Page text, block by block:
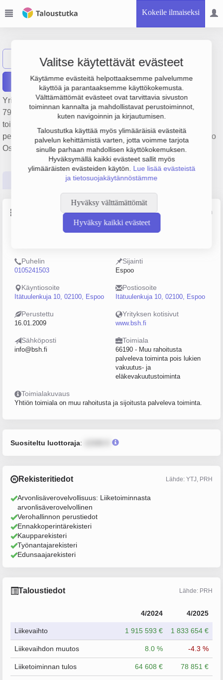
Kokeile ilmaiseksi
Valitse käytettävät evästeet
Käytämme evästeitä helpottaaksemme palvelumme
käyttöä ja parantaaksemme käyttökokemusta.
Välttämättömät evästeet ovat tarvittavia sivuston
toiminnan kannalta ja mahdollistavat perustoiminnot,
kuten navigoinnin ja kirjautumisen.
Taloustutka käyttää myös ylimääräisiä evästeitä
palvelun kehittämistä varten, jotta voimme tarjota
sinulle parhaan mahdollisen käyttökokemuksen.
Hyväksymällä kaikki evästeet sallit myös
ylimääräisten evästeiden käytön. Lue lisää evästeistä
ja tietosuojakäytännöstämme
Hyväksy välttämättömät
Hyväksy kaikki evästeet
Näytä haku BP BSH Partners Oy
Raportit
Yrityksen BSH Partners Oy liikevaihto on 1.8 milj. € ja tulos
79 000 €. Sen päätoimiala on Muu rahoitusta palveleva
toiminta pois lukien vakuutus- ja eläkevakuutustoiminta,
perustamisvuosi 2009 ja sijainti Espoo. Yrityksen yhtiömuoto
Osakeyhtiö (OY).
Tilinpäätösluvut Päättäjätiedot
Perustiedot Lähde: YTJ, PRH, Traficom
Henkilöstömäärä
Puhelin
0105241503
Sijainti
Espoo
Käyntiosoite
Itätuulenkuja 10, 02100, Espoo
Postiosoite
Itätuulenkuja 10, 02100, Espoo
Perustettu
16.01.2009
Yrityksen kotisivut
www.bsh.fi
Sähköposti
info@bsh.fi
Toimiala
66190 - Muu rahoitusta
palveleva toiminta pois lukien
vakuutus- ja
eläkevakuutustoiminta
Toimialakuvaus
Yhtiön toimiala on muu rahoitusta ja sijoitusta palveleva toiminta.
Suositeltu luottoraja:
Rekisteritiedot Lähde: YTJ, PRH
Arvonlisäverovelvollisuus: Liiketoiminnasta
arvonlisäverovelvollinen
Verohallinnon perustiedot
Ennakkoperintärekisteri
Kaupparekisteri
Työnantajarekisteri
Edunsaajarekisteri
Taloustiedot Lähde: PRH
4/2024 4/2025
Liikevaihto 1 915 593 € 1 833 654 €
Liikevaihdon muutos 8.0 % -4.3 %
Liiketoiminnan tulos 64 608 € 78 851 €